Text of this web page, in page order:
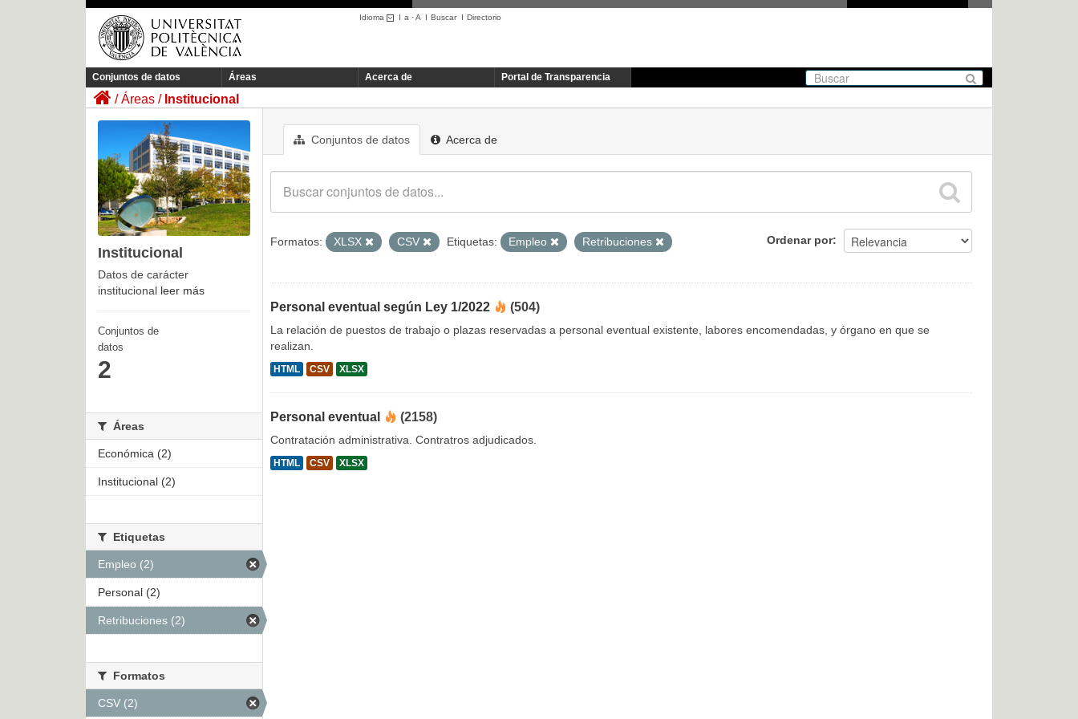
Idioma I a ·A I BuscarI Directorio
Conjuntos de datos Áreas Acerca de Portal de Transparencia
Áreas Institucional
Conjuntos de datos Acerca de
Ordenar por
Formatos: XLSX CSV Etiquetas: Empleo Retribuciones
Personal eventual según Ley 1/2022 (504)
La relación de puestos de trabajo o plazas reservadas a personal eventual existente, labores encomendadas, y órgano en que se
realizan.
HTML CSV XLSX
Personal eventual (2158)
Contratación administrativa. Contratros adjudicados.
HTML CSV XLSX
Institucional
Datos de carácter
institucional leer más
Conjuntos de
datos
2
Áreas
Económica (2)
Institucional (2)
Etiquetas
Empleo (2)
Personal (2)
Retribuciones (2)
Formatos
CSV (2)